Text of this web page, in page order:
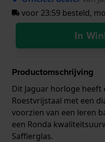
voor 23:59 besteld,
In
Productomschrijving
Dit Jaguar horloge heeft
Roestvrijstaal met een
voorzien van een leren
een Ronda
Saffierglas.